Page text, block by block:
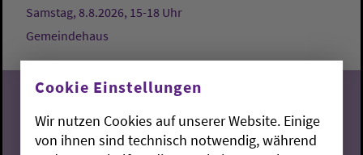
Samstag, 8.8.2026, 15-18 Uhr
Gemeindehaus
Cookie Einstellungen
Wir nutzen Cookies auf unserer Website. Einige
von ihnen sind technisch notwendig, während